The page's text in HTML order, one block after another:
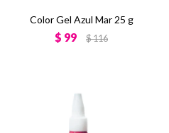
Color Gel Azul Mar 25 g
$ 99 $116